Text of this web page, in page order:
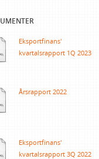
Eksportfinans'
kvartalsrapport 1Q 2023
Årsrapport 2022
Eksportfinans'
kvartalsrapport 3Q 2022